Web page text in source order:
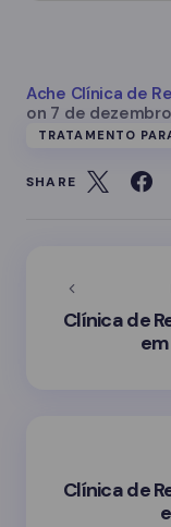
Ache Clínica de
on 7 de
TRATAMENTO
SHARE
Clínica de
Clínica de